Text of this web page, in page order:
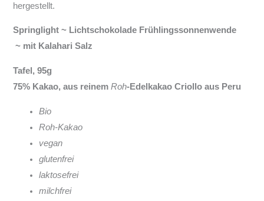
hergestellt.
Springlight ~ Lichtschokolade Frühlingssonnenwende
~ mit Kalahari Salz
Tafel, 95g
75% Kakao, aus reinemRoh-Edelkakao Criollo aus Peru
Bio
Roh-Kakao
vegan
glutenfrei
laktosefrei
milchfrei